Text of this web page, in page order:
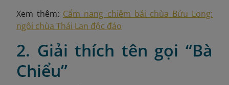
Xem thêm: Cẩm nang chiêm bái chùa Bửu Long:
ngôi chùa Thái Lan độc đáo
2. Giải thích tên gọi “Bà
Chiểu”